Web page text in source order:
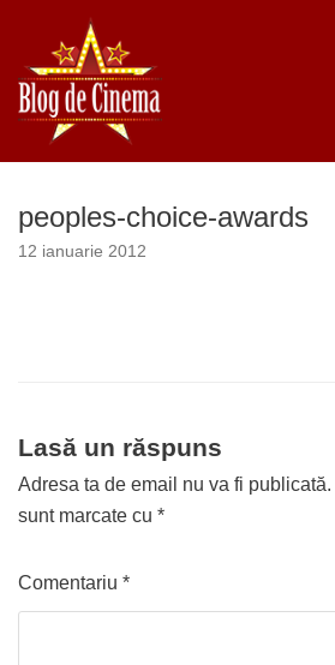
Sari
la
conținut
peoples-choice-awards
12 ianuarie 2012
Lasă un răspuns
Adresa ta de email nu va fi publicată.
sunt marcate cu *
Comentariu *